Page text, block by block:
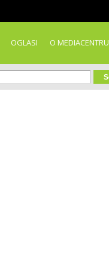
OGLASI O MEDIACENTRU